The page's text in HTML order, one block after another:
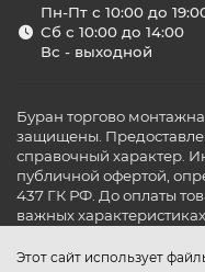
Этот сайт использует
Пн-Пт с 10:00 до
Сб с 10:00 до 14:00
Вс - выходной
Буран торгово
защищены.
справочный характер.
публичной офертой,
437 ГК РФ. До оплаты
важных